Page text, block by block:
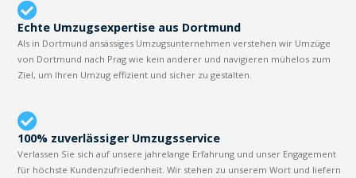
Echte Umzugsexpertise aus Dortmund
Als in Dortmund ansässiges Umzugsunternehmen verstehen wir Umzüge
von Dortmund nach Prag wie kein anderer und navigieren mühelos zum
Ziel, um Ihren Umzug effizient und sicher zu gestalten.
100% zuverlässiger Umzugsservice
Verlassen Sie sich auf unsere jahrelange Erfahrung und unser Engagement
für höchste Kundenzufriedenheit. Wir stehen zu unserem Wort und liefern